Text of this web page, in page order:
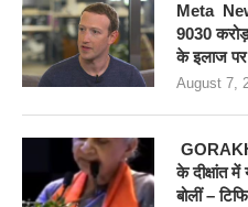
Meta
9030
के इलाज
August 7,
के दीक्षांत
बोलीं –